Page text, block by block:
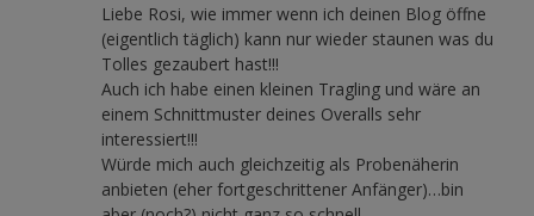
Liebe Rosi, wie immer wenn ich deinen Blog öffne
(eigentlich täglich) kann nur wieder staunen was du
Tolles gezaubert hast!!!
Auch ich habe einen kleinen Tragling und wäre an
einem Schnittmuster deines Overalls sehr
interessiert!!!
Würde mich auch gleichzeitig als Probenäherin
anbieten (eher fortgeschrittener Anfänger)…bin